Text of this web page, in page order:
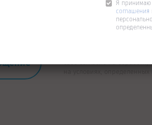
своё согласие на
на условиях, определенных
Я принимаю
соглашения